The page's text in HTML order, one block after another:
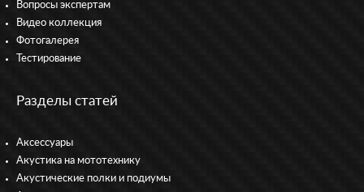
Вопросы экспертам
Видео коллекция
Фотогалерея
Тестирование
Разделы статей
Аксессуары
Акустика на мототехнику
Акустические полки и подиумы